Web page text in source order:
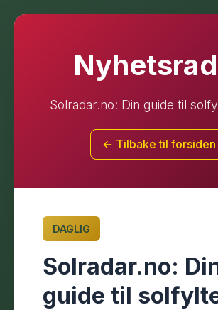
Solradar.no: Din guide til
← Tilbake til forsiden
DAGLIG
Solradar.no:
guide til